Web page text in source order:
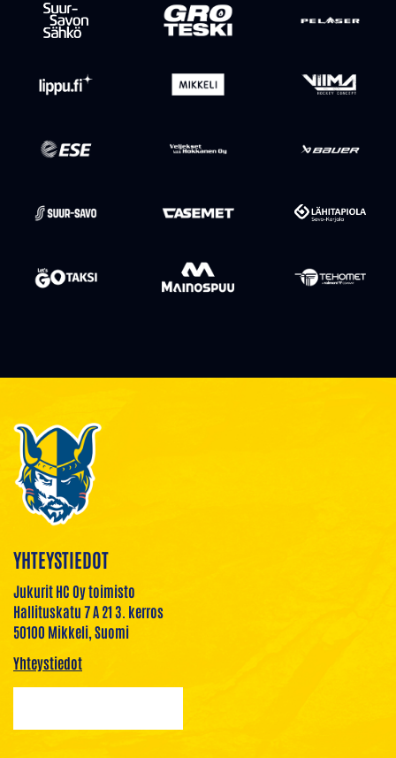
YHTEYSTIEDOT
Jukurit HC Oy toimisto
Hallituskatu 7 A 21 3. kerros
50100 Mikkeli, Suomi
Yhteystiedot